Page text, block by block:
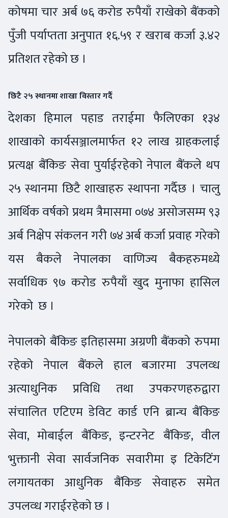
कोषमा चार अर्ब ७६ करोड रुपैयाँ राखेको बैंकको
पुँजी पर्याप्तता अनुपात १६.५९ र खराब कर्जा ३.४२
प्रतिशत रहेको छ ।
छिटै २५ स्थानमा शाखा विस्तार गर्दै
देशका हिमाल पहाड तराईमा फैलिएका १३४
शाखाको कार्यसञ्जालमार्फत १२ लाख ग्राहकलाई
प्रत्यक्ष बैंकिङ सेवा पुर्याईरहेको नेपाल बैंकले थप
२५ स्थानमा छिटै शाखाहरु स्थापना गर्दैछ । चालु
आर्थिक वर्षको प्रथम त्रैमासमा ०७४ असोजसम्म ९३
अर्ब निक्षेप संकलन गरी ७४ अर्ब कर्जा प्रवाह गरेको
यस बैकले नेपालका वाणिज्य बैकहरुमध्ये
सर्वाधिक ९७ करोड रुपैयाँ खुद मुनाफा हासिल
गरेको छ ।
नेपालको बैंकिङ इतिहासमा अग्रणी बैंकको रुपमा
रहेको नेपाल बैंकले हाल बजारमा उपलव्ध
अत्याधुनिक प्रविधि तथा उपकरणहरुद्वारा
संचालित एटिएम डेविट कार्ड एनि ब्रान्च बैंकिङ
सेवा, मोबाईल बैंकिङ, इन्टरनेट बैंकिङ, वील
भुक्तानी सेवा सार्वजनिक सवारीमा इ टिकेटिंग
लगायतका आधुनिक बैंकिङ सेवाहरु समेत
उपलव्ध गराईरहेको छ ।